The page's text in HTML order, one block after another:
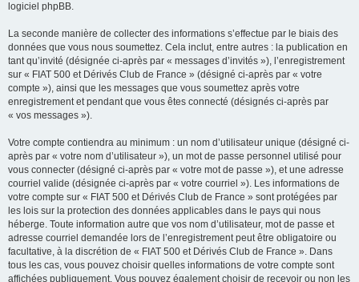
logiciel phpBB.
La seconde manière de collecter des informations s’effectue par le biais des
données que vous nous soumettez. Cela inclut, entre autres : la publication en
tant qu’invité (désignée ci-après par « messages d’invités »), l’enregistrement
sur « FIAT 500 et Dérivés Club de France » (désigné ci-après par « votre
compte »), ainsi que les messages que vous soumettez après votre
enregistrement et pendant que vous êtes connecté (désignés ci-après par
« vos messages »).
Votre compte contiendra au minimum : un nom d’utilisateur unique (désigné ci-
après par « votre nom d’utilisateur »), un mot de passe personnel utilisé pour
vous connecter (désigné ci-après par « votre mot de passe »), et une adresse
courriel valide (désignée ci-après par « votre courriel »). Les informations de
votre compte sur « FIAT 500 et Dérivés Club de France » sont protégées par
les lois sur la protection des données applicables dans le pays qui nous
héberge. Toute information autre que vos nom d’utilisateur, mot de passe et
adresse courriel demandée lors de l’enregistrement peut être obligatoire ou
facultative, à la discrétion de « FIAT 500 et Dérivés Club de France ». Dans
tous les cas, vous pouvez choisir quelles informations de votre compte sont
affichées publiquement. Vous pouvez également choisir de recevoir ou non les